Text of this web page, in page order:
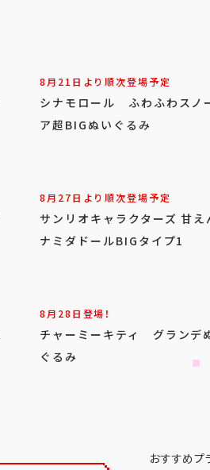
8月21日より順次登場予定
シナモロール ふわふわスノ
ア超BIGぬいぐるみ
8月27日より順次登場予定
サンリオキャラクターズ 甘え
ナミダドールBIGタイプ1
8月28日登場！
チャーミーキティ グランデ
ぐるみ
おすすめプ